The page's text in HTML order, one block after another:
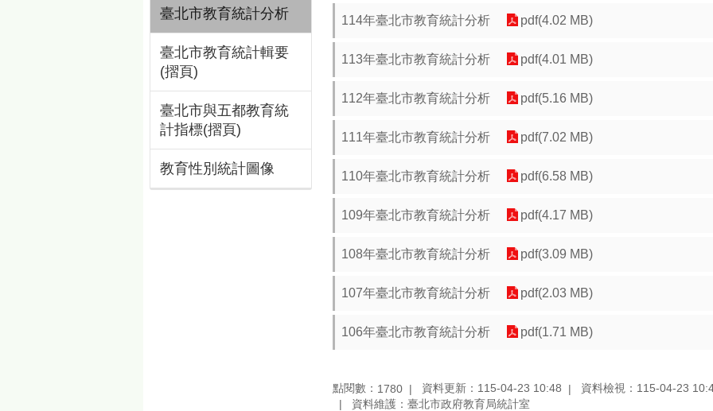
臺北市教育統計分析
臺北市教育統計輯要
(摺頁)
臺北市與五都教育統
計指標(摺頁)
教育性別統計圖像
114年臺北市教育統計分析 pdf(4.02 MB)
113年臺北市教育統計分析 pdf(4.01 MB)
112年臺北市教育統計分析 pdf(5.16 MB)
111年臺北市教育統計分析 pdf(7.02 MB)
110年臺北市教育統計分析 pdf(6.58 MB)
109年臺北市教育統計分析 pdf(4.17 MB)
108年臺北市教育統計分析 pdf(3.09 MB)
107年臺北市教育統計分析 pdf(2.03 MB)
106年臺北市教育統計分析 pdf(1.71 MB)
點閱數： 1780 資料更新：115-04-23 10:48
資料檢視：115-04-23
資料維護：臺北市政府教育局統計室